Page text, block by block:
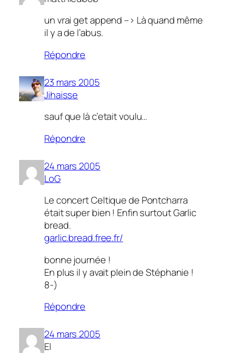
un vrai get append –> Là quand même
il y a de l’abus.
Répondre
23 mars 2005
Jihaisse
sauf que là c’etait voulu…
Répondre
24 mars 2005
LoG
Le concert Celtique de Pontcharra
était super bien ! Enfin surtout Garlic
bread.
garlic.bread.free.fr/
bonne journée !
En plus il y avait plein de Stéphanie !
8-)
Répondre
24 mars 2005
El